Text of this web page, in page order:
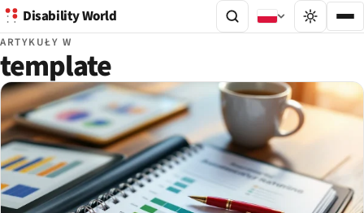
Disability World
ARTYKUŁY W
template